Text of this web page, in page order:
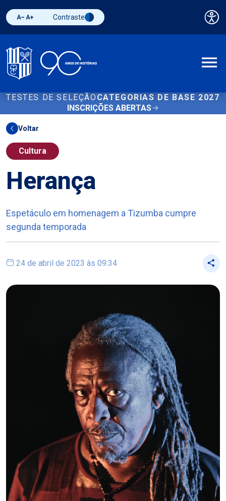
Diminuir fonte
Aumentar fonteAlternar contraste
Contraste
TESTES DE SELEÇÃO CATEGORIAS DE BASE 2027
INSCRIÇÕES ABERTAS
Voltar
Cultura
Herança
Espetáculo em homenagem a Tizumba cumpre
segunda temporada
24 de abril de 2023 às 09:34